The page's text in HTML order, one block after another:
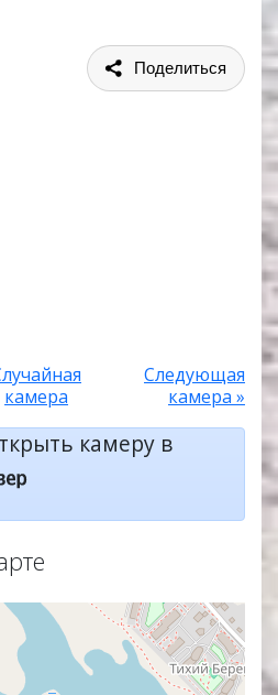
Поделиться
камера
Следующая
камера »
камеру в